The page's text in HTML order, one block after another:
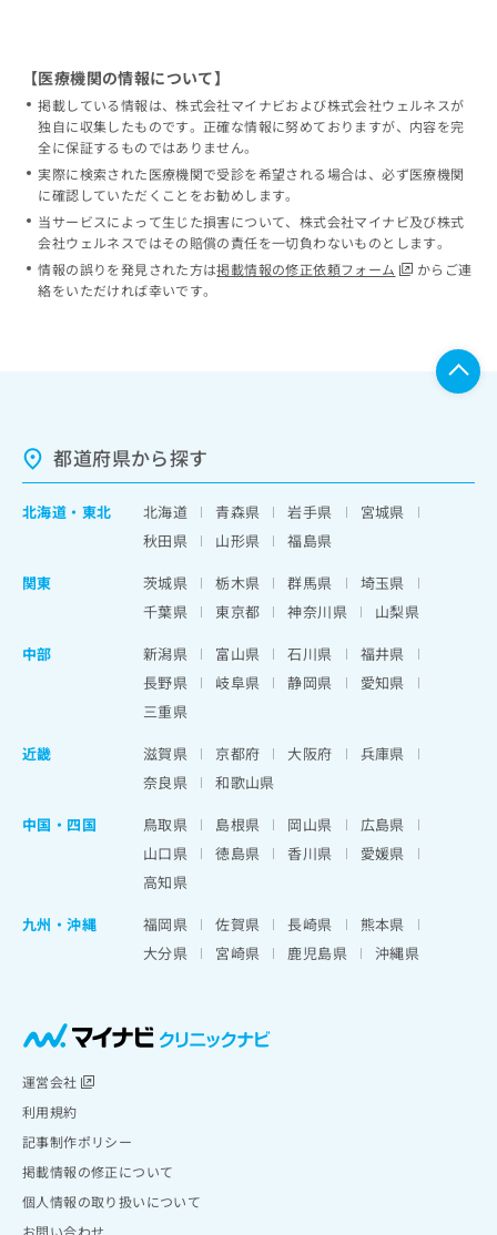
【医療機関の情報について】
掲載している情報は、株式会社マイナビおよび株式会社ウェルネスが
独自に収集したものです。正確な情報に努めておりますが、内容を完
全に保証するものではありません。
実際に検索された医療機関で受診を希望される場合は、必ず医療機関
に確認していただくことをお勧めします。
当サービスによって生じた損害について、株式会社マイナビ及び株式
会社ウェルネスではその賠償の責任を一切負わないものとします。
情報の誤りを発見された方は掲載情報の修正依頼フォーム
からご連
絡をいただければ幸いです。
都道府県から探す
北海道 ・ 東北 北海道 青森県 岩手県
宮城県
秋田県
山形県
福島県
関東
茨城県 栃木県 群馬県
埼玉県
千葉県
東京都 神奈川県
山梨県
中部
新潟県 富山県 石川県
福井県
長野県
岐阜県 静岡県
愛知県
三重県
近畿
滋賀県 京都府 大阪府
兵庫県
奈良県
和歌山県
中国・四国
鳥取県 島根県 岡山県
広島県
山口県
徳島県 香川県
愛媛県
高知県
九州・沖縄
福岡県 佐賀県 長崎県
熊本県
大分県
宮崎県 鹿児島県 沖縄県
運営会社
利用規約
記事制作ポリシー
掲載情報の修正について
個人情報の取り扱いについて
お問い合わせ